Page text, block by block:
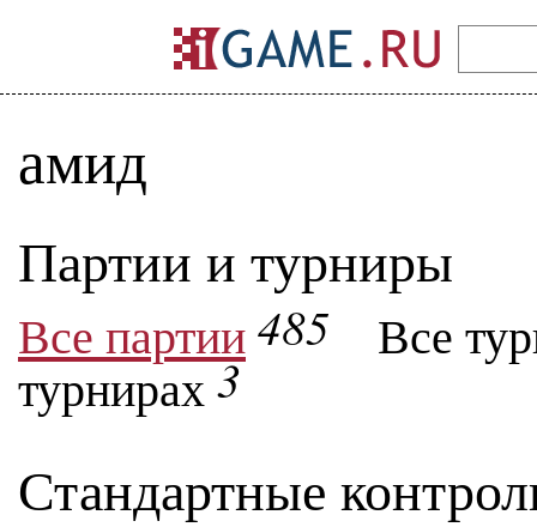
амид
Партии и турниры
Все партии485
Все
турнирах3
Стандартные